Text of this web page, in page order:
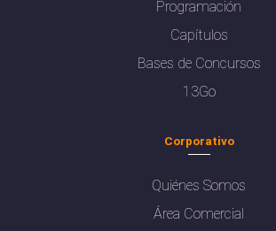
Programación
Capítulos
Bases de Concursos
13Go
Corporativo
Quiénes Somos
Área Comercial